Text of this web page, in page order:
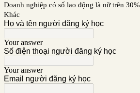
Doanh nghiệp có số lao động là nữ trên 30%
Khác
Họ và tên người đăng ký học
Your answer
Số điện thoại người đăng ký học
Your answer
Email người đăng ký học